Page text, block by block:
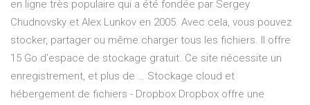
en ligne très populaire qui a été fondée par Sergey
Chudnovsky et Alex Lunkov en 2005. Avec cela, vous pouvez
stocker, partager ou même charger tous les fichiers. Il offre
15 Go d’espace de stockage gratuit. Ce site nécessite un
enregistrement, et plus de … Stockage cloud et
hébergement de fichiers - Dropbox Dropbox offre une